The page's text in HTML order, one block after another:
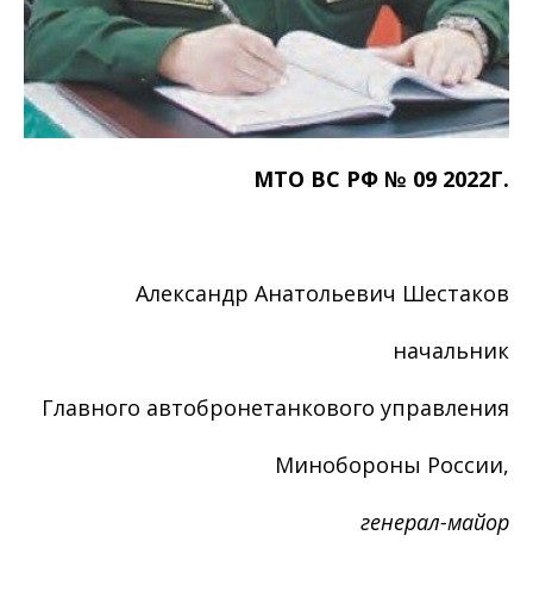
МТО ВС РФ № 09 2022Г.
Александр Анатольевич Шестаков
начальник
Главного автобронетанкового управления
Минобороны России,
генерал-майор